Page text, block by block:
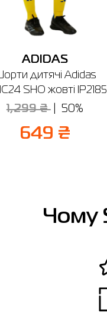
ADIDAS
дитячі Adidas
SHO жовті IP2185
1,299 ₴ 50%
649 ₴
Чому